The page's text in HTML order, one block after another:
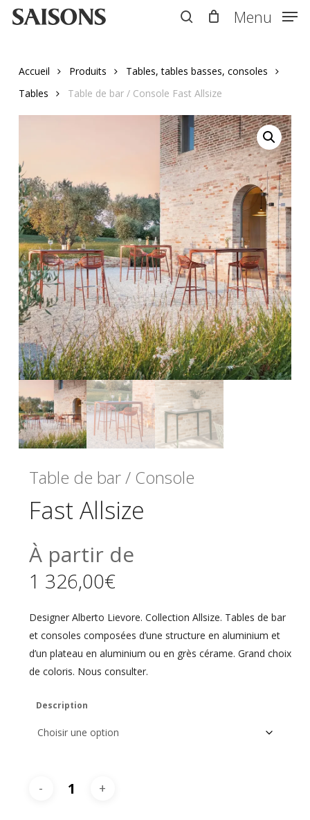
Skip
Menu
Accueil Produits
Tables, tables basses, consoles
Tables
Table de bar / Console Fast Allsize
Table de bar / Console
Fast Allsize
À partir de
1 326,00€
Designer Alberto Lievore. Collection Allsize. Tables de bar
et consoles composées d’une structure en aluminium et
d’un plateau en aluminium ou en grès cérame. Grand choix
de coloris. Nous consulter.
Description